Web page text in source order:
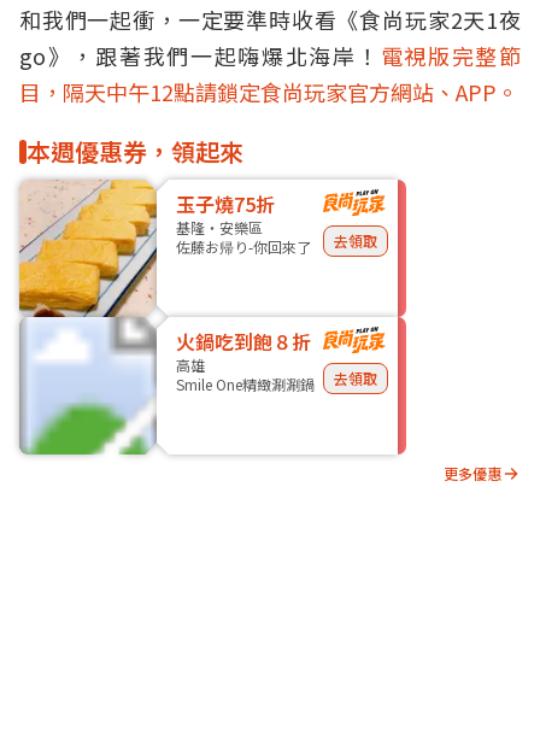
和我們一起衝，一定要準時收看《食尚玩家2天1夜
go》，跟著我們一起嗨爆北海岸！ 電視版完整節
目，隔天中午12點請鎖定食尚玩家官方網站、APP。
本週優惠券，領起來
玉子燒75折
基隆・安樂區
佐藤お帰り-你回來了
去領取
火鍋吃到飽８折
高雄
Smile One精緻涮涮鍋
去領取
更多優惠